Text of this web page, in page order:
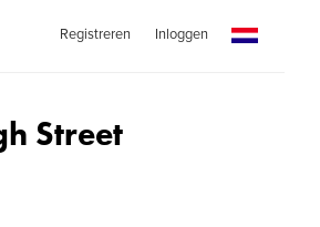
Registreren Inloggen
Street